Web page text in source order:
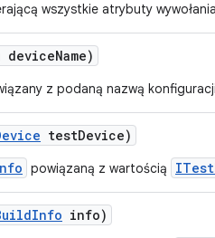
wszystkie atrybuty
deviceName)
z podaną nazwą
testDevice)
powiązaną z wartością
Info info)